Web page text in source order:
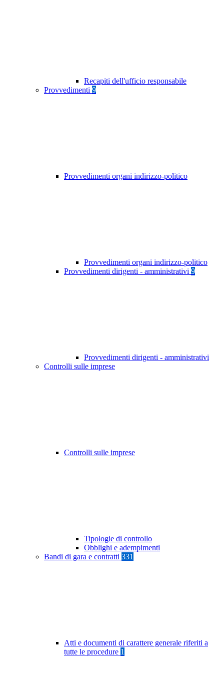
Recapiti dell'ufficio responsabile
Provvedimenti 9
Provvedimenti organi indirizzo-politico
Provvedimenti organi indirizzo-politico
Provvedimenti dirigenti - amministrativi 9
Provvedimenti dirigenti - amministrativi
Controlli sulle imprese
Controlli sulle imprese
Tipologie di controllo
Obblighi e adempimenti
Bandi di gara e contratti 331
Atti e documenti di carattere generale riferiti a
tutte le procedure 1